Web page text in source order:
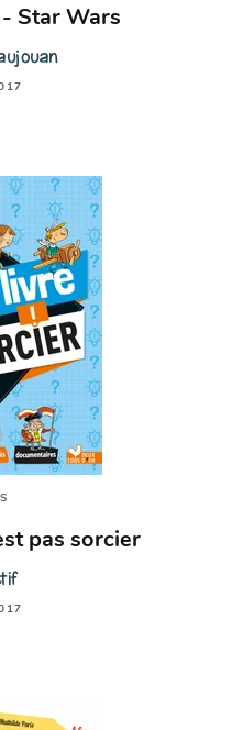
Star Wars
pas sorcier